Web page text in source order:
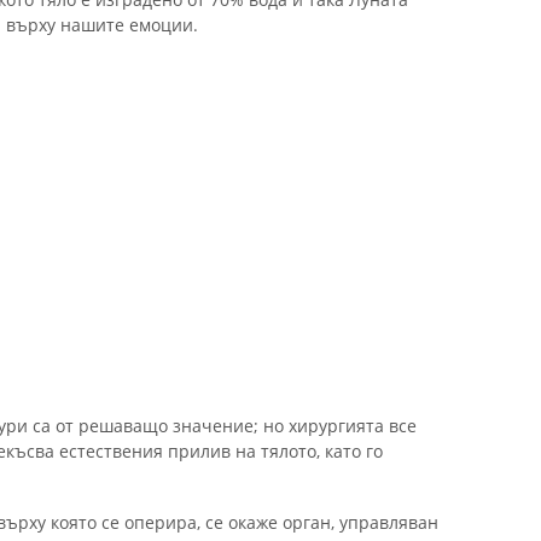
върху нашите емоции.
са от решаващо значение; но хирургията все
естествения прилив на тялото, като го
която се оперира, се окаже орган, управляван